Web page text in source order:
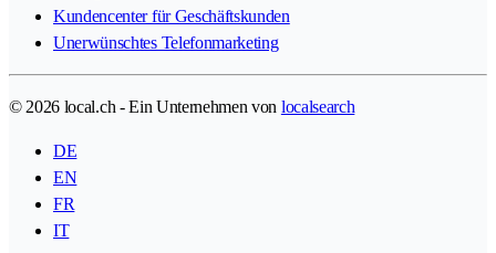
Kundencenter für Geschäftskunden
Unerwünschtes Telefonmarketing
© 2026 local.ch - Ein Unternehmen von localsearch
DE
EN
FR
IT